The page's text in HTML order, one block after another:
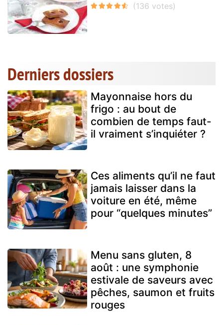
Derniers dossiers
Mayonnaise hors du
frigo : au bout de
combien de temps faut-
il vraiment s’inquiéter ?
Ces aliments qu’il ne faut
jamais laisser dans la
voiture en été, même
pour “quelques minutes”
Menu sans gluten, 8
août : une symphonie
estivale de saveurs avec
pêches, saumon et fruits
rouges